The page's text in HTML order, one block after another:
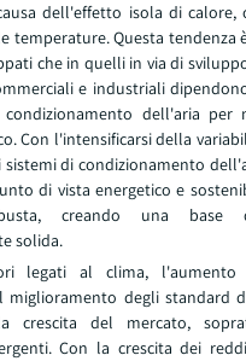
dell'effetto isola di calore,
temperature. Questa tendenza
che in quelli in via di
e industriali
dell'aria per
Con l'intensificarsi della
di condizionamento
di vista energetico e
creando una base
solida.
legati al clima, l'aumento
miglioramento degli standard
crescita del mercato,
Con la crescita dei